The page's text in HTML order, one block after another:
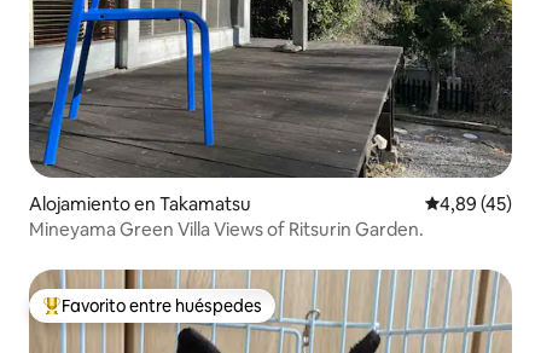
Alojamiento en Takamatsu Calificación
4,89 (45)
Mineyama Green Villa Views of Ritsurin Garden.
Favorito entre los huéspedes más destacados
Favorito entre huéspedes